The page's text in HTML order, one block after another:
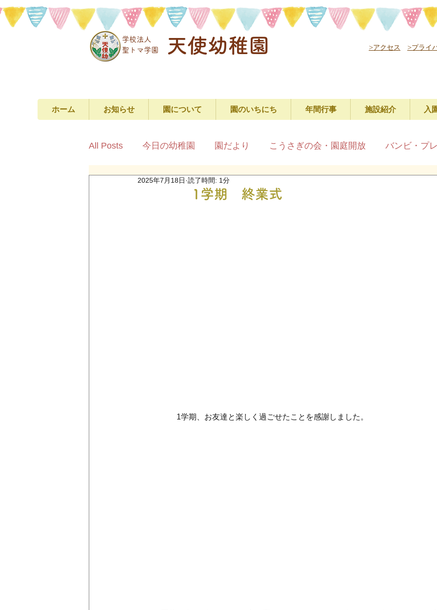
学校法人
​聖トマ学園
天使幼稚園 >アクセス >プライ
ホーム お知らせ 園について 園のいちにち 年間行事 施設紹介 入
All Posts 今日の幼稚園 園だより こうさぎの会・園庭開放 バンビ・プ
1学期 終業式
2025年7月18日 読了時間: 1分
1学期、お友達と楽しく過ごせたことを感謝しました。